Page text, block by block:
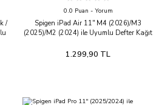
/
0.0 Puan - Yorum
Spigen iPad Air 11'' M4 (2026)/M3
(2025)/M2 (2024) ile Uyumlu Defter Kağıt
Paper Touch EZ Fit - AGL07799
1.299,90 TL